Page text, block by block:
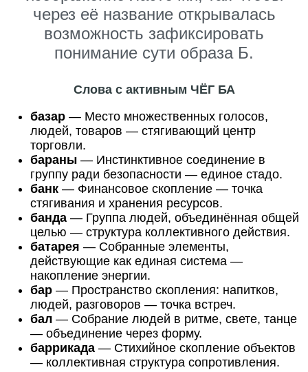
через её название открывалась
возможность зафиксировать
понимание сути образа Б.
Слова с активным ЧЁГ БА
базар — Место множественных голосов,
людей, товаров — стягивающий центр
торговли.
бараны — Инстинктивное соединение в
группу ради безопасности — единое стадо.
банк — Финансовое скопление — точка
стягивания и хранения ресурсов.
банда — Группа людей, объединённая общей
целью — структура коллективного действия.
батарея — Собранные элементы,
действующие как единая система —
накопление энергии.
бар — Пространство скопления: напитков,
людей, разговоров — точка встреч.
бал — Собрание людей в ритме, свете, танце
— объединение через форму.
баррикада — Стихийное скопление объектов
— коллективная структура сопротивления.